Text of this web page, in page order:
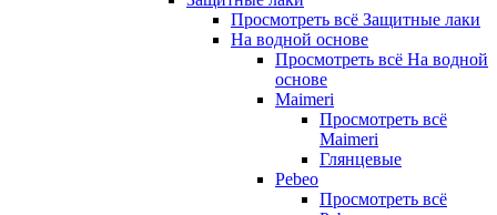
Просмотреть всё Защитные лаки
На водной основе
Просмотреть всё На водной
основе
Maimeri
Просмотреть всё
Maimeri
Глянцевые
Pebeo
Просмотреть всё